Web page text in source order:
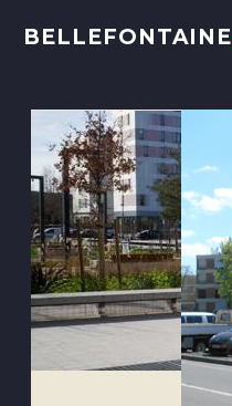
BELLEFONTAINE